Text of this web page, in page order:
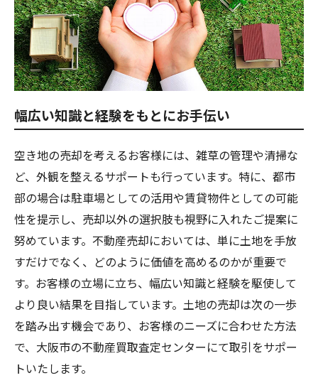
幅広い知識と経験をもとにお手伝い
空き地の売却を考えるお客様には、雑草の管理や清掃な
ど、外観を整えるサポートも行っています。特に、都市
部の場合は駐車場としての活用や賃貸物件としての可能
性を提示し、売却以外の選択肢も視野に入れたご提案に
努めています。不動産売却においては、単に土地を手放
すだけでなく、どのように価値を高めるのかが重要で
す。お客様の立場に立ち、幅広い知識と経験を駆使して
より良い結果を目指しています。土地の売却は次の一歩
を踏み出す機会であり、お客様のニーズに合わせた方法
で、大阪市の不動産買取査定センターにて取引をサポー
トいたします。